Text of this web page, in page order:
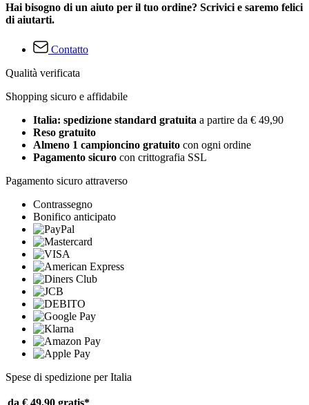
Hai bisogno di un aiuto per il tuo ordine? Scrivici e saremo felici
di aiutarti.
Contatto
Qualità verificata
Shopping sicuro e affidabile
Italia: spedizione standard gratuita a partire da € 49,90
Reso gratuito
Almeno 1 campioncino gratuito con ogni ordine
Pagamento sicuro con crittografia SSL
Pagamento sicuro attraverso
Contrassegno
Bonifico anticipato
Spese di spedizione per Italia